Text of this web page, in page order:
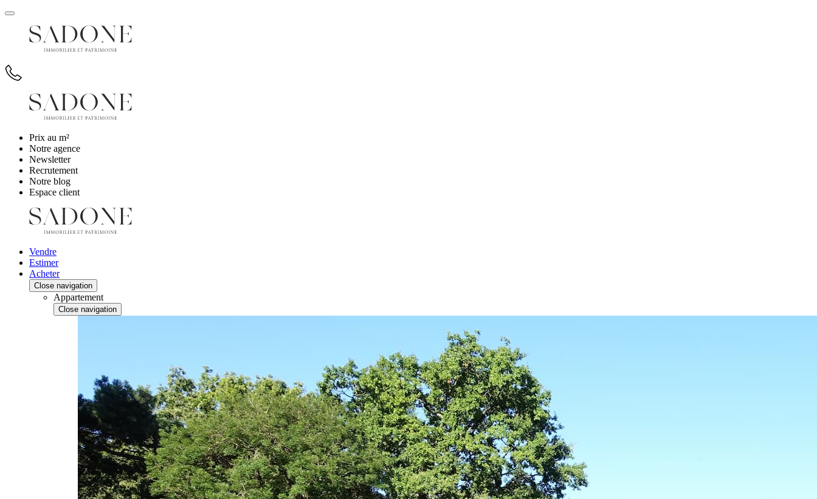
Prix au m²
Notre agence
Newsletter
Recrutement
Notre blog
Espace client
Vendre
Estimer
Acheter
Close navigation
Appartement
Close navigation